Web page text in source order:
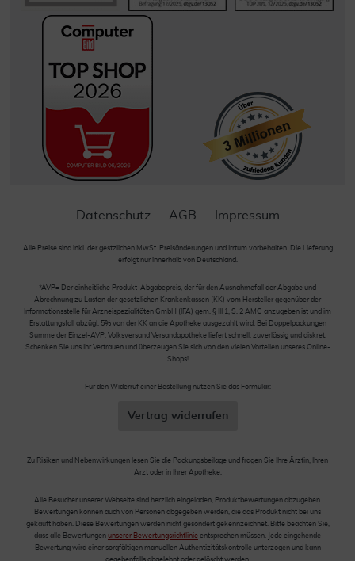
Datenschutz AGB Impressum
Alle Preise sind inkl. der gestzlichen MwSt. Preisänderungen und Irrtum vorbehalten. Die Lieferung
erfolgt nur innerhalb von Deutschland.
*AVP= Der einheitliche Produkt-Abgabepreis, der für den Ausnahmefall der Abgabe und
Abrechnung zu Lasten der gesetzlichen Krankenkassen (KK) vom Hersteller gegenüber der
Informationsstelle für Arzneispezialitäten GmbH (IFA) gem. § III 1, S. 2 AMG anzugeben ist und im
Erstattungsfall abzügl. 5% von der KK an die Apotheke ausgezahlt wird. Bei Doppelpackungen
Summe der Einzel-AVP. Volksversand Versandapotheke liefert schnell, zuverlässig und diskret.
Schenken Sie uns Ihr Vertrauen und überzeugen Sie sich von den vielen Vorteilen unseres Online-
Shops!
Für den Widerruf einer Bestellung nutzen Sie das Formular:
Vertrag widerrufen
Zu Risiken und Nebenwirkungen lesen Sie die Packungsbeilage und fragen Sie Ihre Ärztin, Ihren
Arzt oder in Ihrer Apotheke.
Alle Besucher unserer Webseite sind herzlich eingeladen, Produktbewertungen abzugeben.
Bewertungen können auch von Personen abgegeben werden, die das Produkt nicht bei uns
gekauft haben. Diese Bewertungen werden nicht gesondert gekennzeichnet. Bitte beachten Sie,
dass alle Bewertungen unserer Bewertungsrichtlinie entsprechen müssen. Jede eingehende
Bewertung wird einer sorgfältigen manuellen Authentizitätskontrolle unterzogen und kann